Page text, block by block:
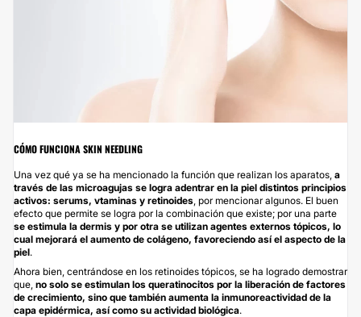
CÓMO FUNCIONA SKIN NEEDLING
Una vez qué ya se ha mencionado la función que realizan los aparatos, a
través de las microagujas se logra adentrar en la piel distintos principios
activos: serums, vtaminas y retinoides , por mencionar algunos. El buen
efecto que permite se logra por la combinación que existe; por una parte
se estimula la dermis y por otra se utilizan agentes externos tópicos, lo
cual mejorará el aumento de colágeno, favoreciendo así el aspecto de la
piel.
Ahora bien, centrándose en los retinoides tópicos, se ha logrado demostrar
que, no solo se estimulan los queratinocitos por la liberación de factores
de crecimiento, sino que también aumenta la inmunoreactividad de la
capa epidérmica, así como su actividad biológica.